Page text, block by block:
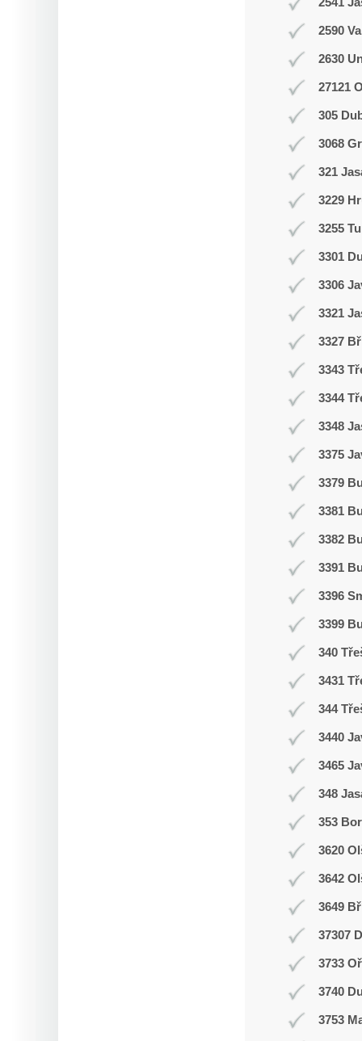
2590
2630
27121
305
3068
321
3229
3255
3301
3306
3321
3327
3343
3344
3348
3375
3379
3381
3382
3391
3396
3399
340
3431
344
3440
3465
348
353
3620
3642
3649
37307
3733
3740
3753